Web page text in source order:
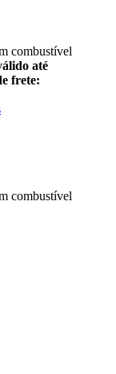
combustível
até
frete:
combustível